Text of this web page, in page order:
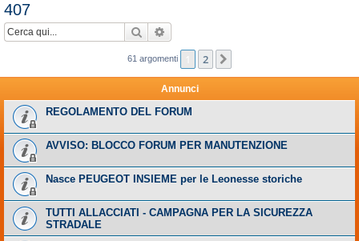
407
Cerca
61 argomenti 2
Annunci
REGOLAMENTO DEL FORUM
AVVISO: BLOCCO FORUM PER MANUTENZIONE
Nasce PEUGEOT INSIEME per le Leonesse storiche
TUTTI ALLACCIATI - CAMPAGNA PER LA SICUREZZA
STRADALE